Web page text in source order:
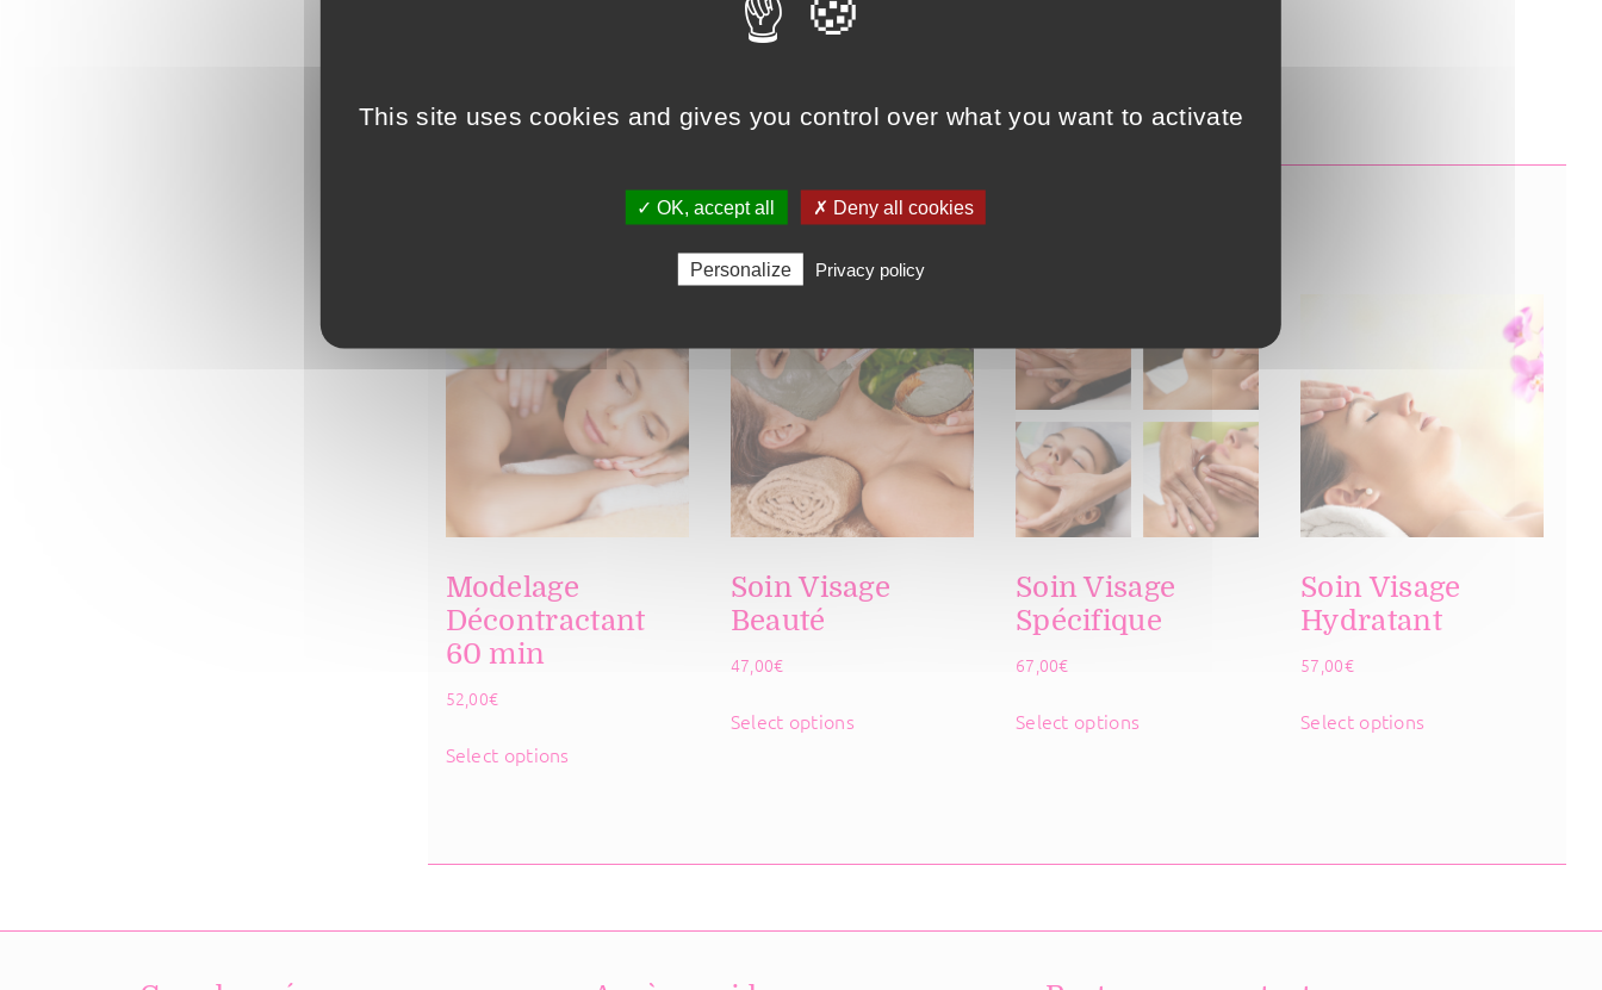
Idéal pour les personnes qui recherchent un bien être du corps et de l’esprit.
Produits similaires
Modelage
Décontractant
60 min
52,00€
Select options
Soin Visage
Beauté
47,00€
Select options
Soin Visage
Spécifique
67,00€
Select options
Soin Visage
Hydratant
57,00€
Select options
This site uses cookies and gives you control over what you want to activate
✓ OK, accept all ✗ Deny all cookies
Personalize Privacy policy